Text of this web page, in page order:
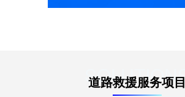
道路救援服务项目
SOLUTIONS